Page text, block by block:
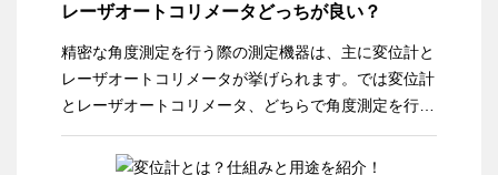
レーザオートコリメータどっちが良い？
精密な角度測定を行う際の測定機器は、主に変位計と
レーザオートコリメータが挙げられます。では変位計
とレーザオートコリメータ、どちらで角度測定を行う
方が良いのでしょうか。本記事では、変位計とレーザ
オートコリメータでの角度測定方法を比較して解説し